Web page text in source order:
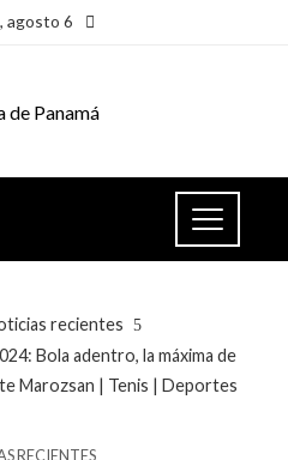
agosto 6
recientes
Bola adentro, la máxima de
Marozsan | Tenis | Deportes
RECIENTES